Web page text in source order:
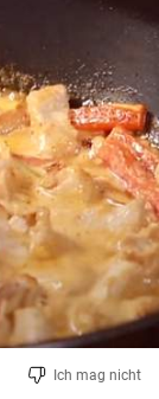
Ich mag nicht